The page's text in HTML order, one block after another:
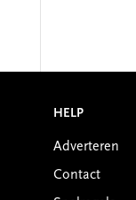
HELP
Adverteren
Contact